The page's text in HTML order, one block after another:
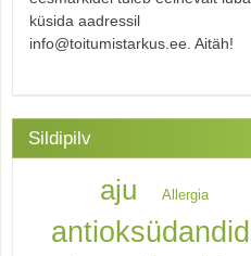
küsida aadressil
info@toitumistarkus.ee. Aitäh!
Sildipilv
aju Allergia
antioksüdandid